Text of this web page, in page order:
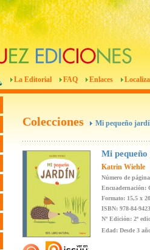
La Editorial FAQ Enlaces
Colecciones Mi pequeño
Mi
Katrin Wiehle
Número de
Encuadernación:
Formato: 15,5 x
ISBN: 978-84-
Nº Edición: 2ª
Edad: Desde 3